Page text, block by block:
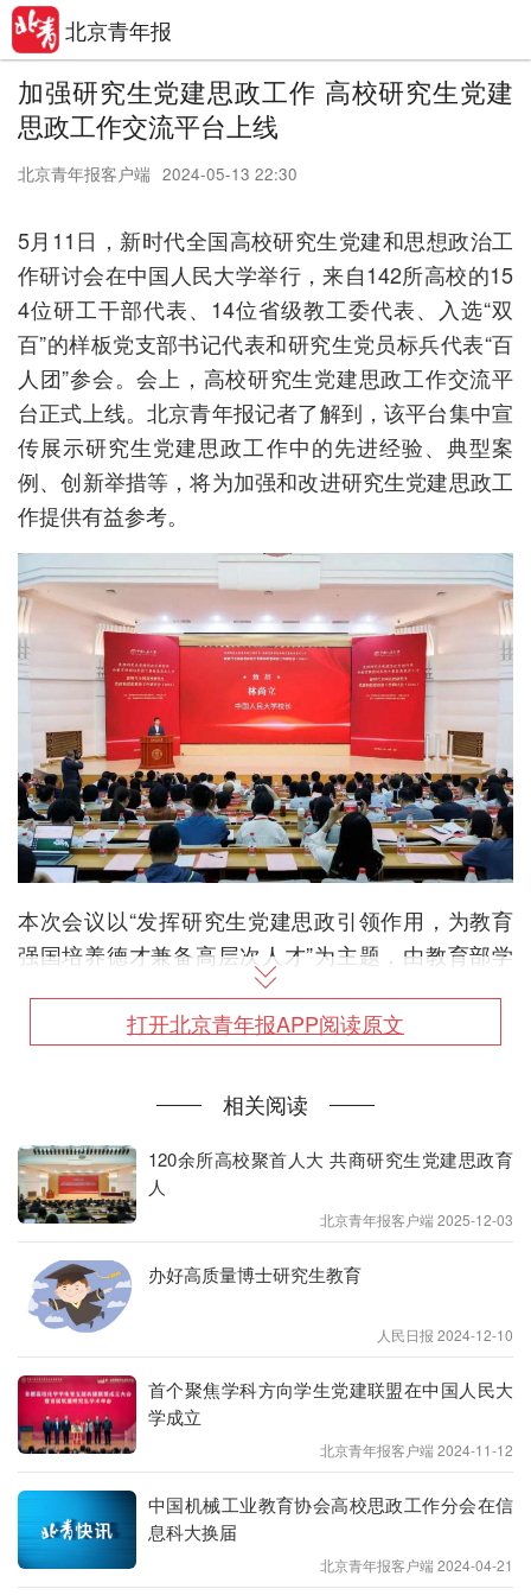
北京青年报
加强研究生党建思政工作 高校研究生党建
思政工作交流平台上线
北京青年报客户端 2024-05-13 22:30
5月11日，新时代全国高校研究生党建和思想政治工
作研讨会在中国人民大学举行，来自142所高校的15
4位研工干部代表、14位省级教工委代表、入选“双
百”的样板党支部书记代表和研究生党员标兵代表“百
人团”参会。会上，高校研究生党建思政工作交流平
台正式上线。北京青年报记者了解到，该平台集中宣
传展示研究生党建思政工作中的先进经验、典型案
例、创新举措等，将为加强和改进研究生党建思政工
作提供有益参考。
本次会议以“发挥研究生党建思政引领作用，为教育
强国培养德才兼备高层次人才”为主题，由教育部学
位与研究生教育发展中心和中国人民大学共同主办。
旨在学习交流研究生党建“双百”创建培育先进经验，
为促进研究生党建思政工作，高校研究生党建思政工
作交流平台正式上线。该平台由教育部学位中心建
设，集中宣传展示了研究生党建思政工作中的先进经
验、典型案例、创新举措等，将为加强和改进研究生
党建思政工作提供有益参考。
据介绍，该平台主要包括“研究生党建小微案例”、“研
究生微党课”、“党建思政活动”、“研究生思政项目”四
个版块。“党建小微案例”版块，按照严格支部组织生
活、创新支部工作方法、丰富主题实践活动、增强支
部服务重大项目能力四个类型，展示研究生样板党支
部建设的典型案例。“研究生微党课”版块，结合支部
典型案例、鲜活事例、学习成果，以视频方式，展示
研究生样板党支部书记对党的理论路线方针政策的认
打开北京青年报APP阅读原文
相关阅读
120余所高校聚首人大 共商研究生党建思政育
人
北京青年报客户端 2025-12-03
办好高质量博士研究生教育
人民日报 2024-12-10
首个聚焦学科方向学生党建联盟在中国人民大
学成立
北京青年报客户端 2024-11-12
中国机械工业教育协会高校思政工作分会在信
息科大换届
北京青年报客户端 2024-04-21